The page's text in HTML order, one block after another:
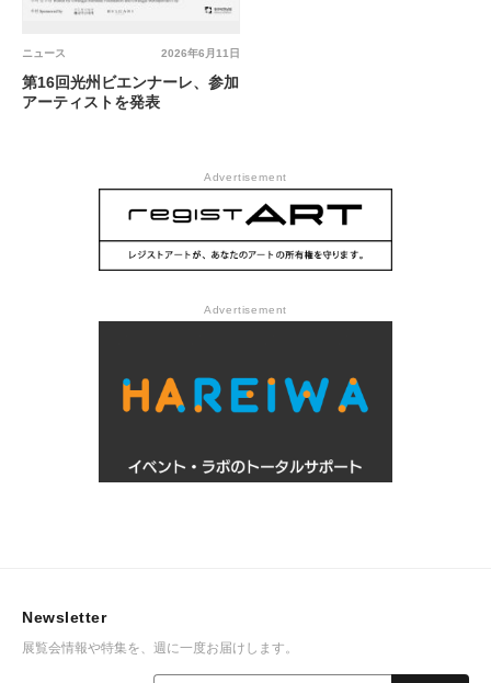
2026年6月11日
ニュース
第16回光州ビエンナーレ、参加
アーティストを発表
Advertisement
Advertisement
Newsletter
展覧会情報や特集を、週に一度お届けします。